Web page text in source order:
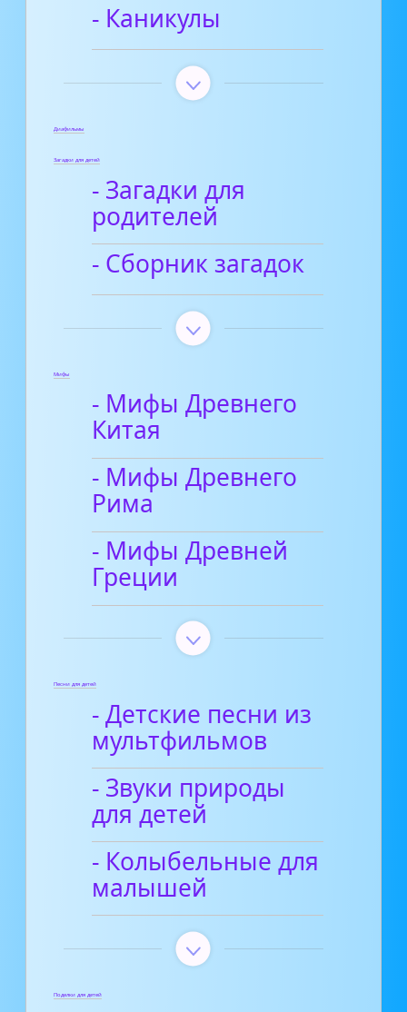
- Каникулы
Диафильмы
Загадки для детей
- Загадки для
родителей
- Сборник загадок
Мифы
- Мифы Древнего
Китая
- Мифы Древнего
Рима
- Мифы Древней
Греции
Песни для детей
- Детские песни из
мультфильмов
- Звуки природы
для детей
- Колыбельные для
малышей
Поделки для детей